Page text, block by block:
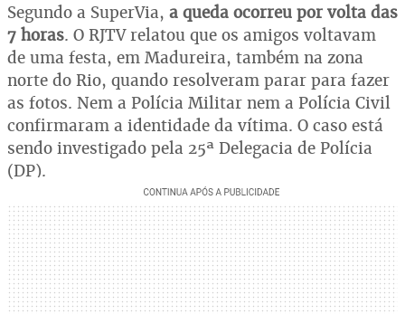
Segundo a SuperVia, a queda ocorreu por volta das
7 horas. O RJTV relatou que os amigos voltavam
de uma festa, em Madureira, também na zona
norte do Rio, quando resolveram parar para fazer
as fotos. Nem a Polícia Militar nem a Polícia Civil
confirmaram a identidade da vítima. O caso está
sendo investigado pela 25ª Delegacia de Polícia
(DP).